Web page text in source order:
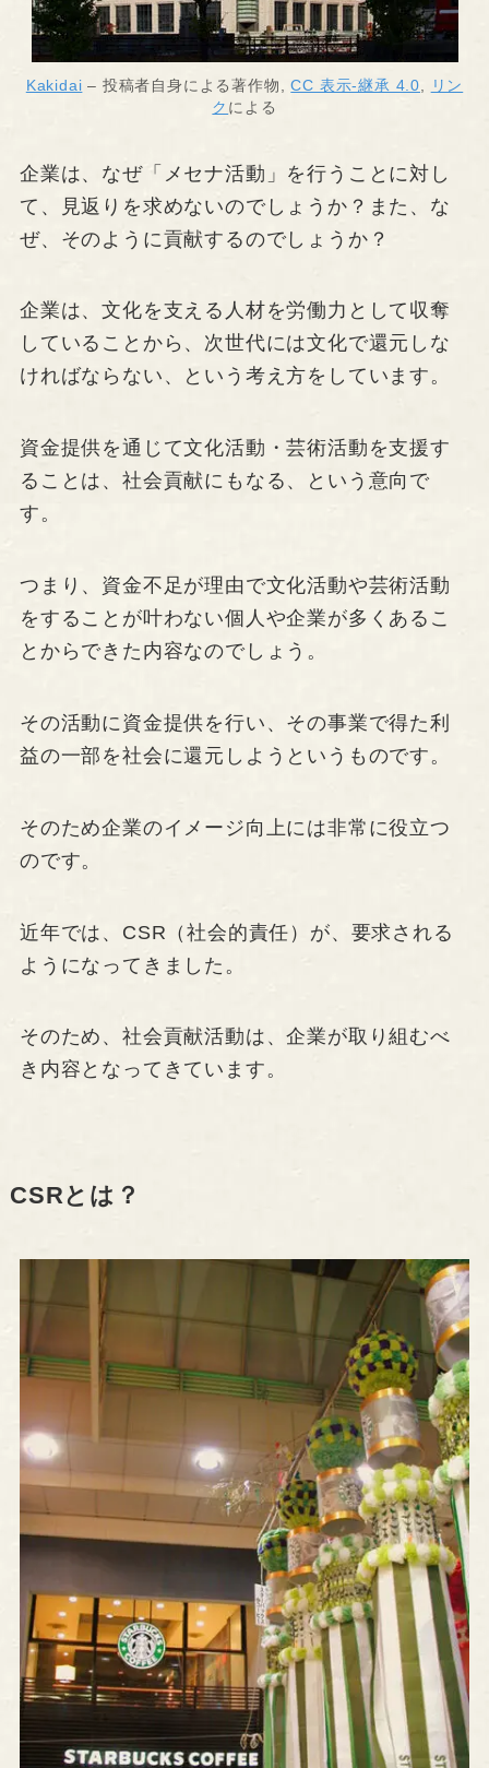
Kakidai – 投稿者自身による著作物,CC 表示-継承 4.0
リン
ク による
企業は、なぜ「メセナ活動」を行うことに対し
て、見返りを求めないのでしょうか？また、な
ぜ、そのように貢献するのでしょうか？
企業は、文化を支える人材を労働力として収奪
していることから、次世代には文化で還元しな
ければならない、という考え方をしています。
資金提供を通じて文化活動・芸術活動を支援す
ることは、社会貢献にもなる、という意向で
す。
つまり、資金不足が理由で文化活動や芸術活動
をすることが叶わない個人や企業が多くあるこ
とからできた内容なのでしょう。
その活動に資金提供を行い、その事業で得た利
益の一部を社会に還元しようというものです。
そのため企業のイメージ向上には非常に役立つ
のです。
近年では、CSR（社会的責任）が、要求される
ようになってきました。
そのため、社会貢献活動は、企業が取り組むべ
き内容となってきています。
CSRとは？